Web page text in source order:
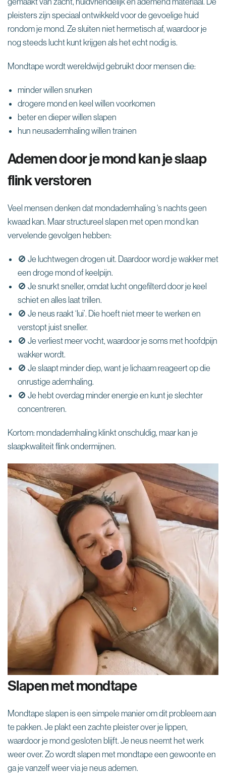
pleisters zijn speciaal ontwikkeld voor de gevoelige huid
rondom je mond. Ze sluiten niet hermetisch af, waardoor je
nog steeds lucht kunt krijgen als het echt nodig is.
Mondtape wordt wereldwijd gebruikt door mensen die:
minder willen snurken
drogere mond en keel willen voorkomen
beter en dieper willen slapen
hun neusademhaling willen trainen
Ademen door je mond kan je slaap
flink verstoren
Veel mensen denken dat mondademhaling ‘s nachts geen
kwaad kan. Maar structureel slapen met open mond kan
vervelende gevolgen hebben:
🚫 Je luchtwegen drogen uit. Daardoor word je wakker met
een droge mond of keelpijn.
🚫 Je snurkt sneller, omdat lucht ongefilterd door je keel
schiet en alles laat trillen.
🚫 Je neus raakt ‘lui’. Die hoeft niet meer te werken en
verstopt juist sneller.
🚫 Je verliest meer vocht, waardoor je soms met hoofdpijn
wakker wordt.
🚫 Je slaapt minder diep, want je lichaam reageert op die
onrustige ademhaling.
🚫 Je hebt overdag minder energie en kunt je slechter
concentreren.
Kortom: mondademhaling klinkt onschuldig, maar kan je
slaapkwaliteit flink ondermijnen.
Slapen met mondtape
Mondtape slapen is een simpele manier om dit probleem aan
te pakken. Je plakt een zachte pleister over je lippen,
waardoor je mond gesloten blijft. Je neus neemt het werk
weer over. Zo wordt slapen met mondtape een gewoonte en
ga je vanzelf weer via je neus ademen.